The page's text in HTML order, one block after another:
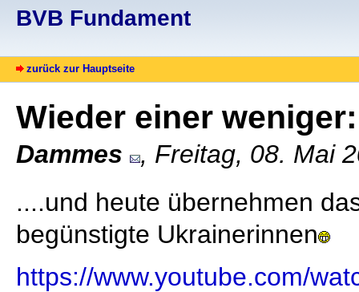
BVB Fundament
zurück zur Hauptseite
Wieder einer
Dammes
, Freitag, 08. Mai
....und heute übernehmen
begünstigte Ukrainerinnen
https://www.youtube.com/